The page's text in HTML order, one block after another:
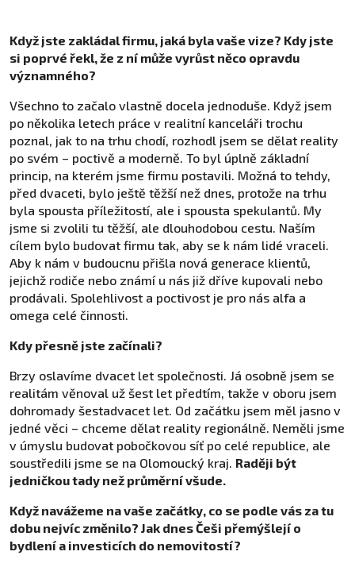
Když jste zakládal firmu, jaká byla vaše vize? Kdy jste
si poprvé řekl, že z ní může vyrůst něco opravdu
významného?
Všechno to začalo vlastně docela jednoduše. Když jsem
po několika letech práce v realitní kanceláři trochu
poznal, jak to na trhu chodí, rozhodl jsem se dělat reality
po svém – poctivě a moderně. To byl úplně základní
princip, na kterém jsme firmu postavili. Možná to tehdy,
před dvaceti, bylo ještě těžší než dnes, protože na trhu
byla spousta příležitostí, ale i spousta spekulantů. My
jsme si zvolili tu těžší, ale dlouhodobou cestu. Naším
cílem bylo budovat firmu tak, aby se k nám lidé vraceli.
Aby k nám v budoucnu přišla nová generace klientů,
jejichž rodiče nebo známí u nás již dříve kupovali nebo
prodávali. Spolehlivost a poctivost je pro nás alfa a
omega celé činnosti.
Kdy přesně jste začínali?
Brzy oslavíme dvacet let společnosti. Já osobně jsem se
realitám věnoval už šest let předtím, takže v oboru jsem
dohromady šestadvacet let. Od začátku jsem měl jasno v
jedné věci – chceme dělat reality regionálně. Neměli jsme
v úmyslu budovat pobočkovou síť po celé republice, ale
soustředili jsme se na Olomoucký kraj. Raději být
jedničkou tady než průměrní všude.
Když navážeme na vaše začátky, co se podle vás za tu
dobu nejvíc změnilo? Jak dnes Češi přemýšlejí o
bydlení a investicích do nemovitostí?